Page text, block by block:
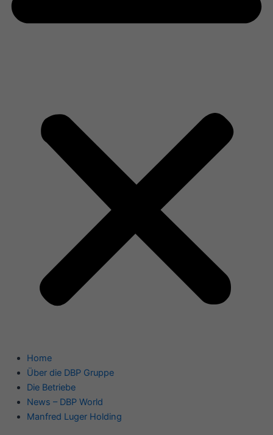
Home
Über die DBP Gruppe
Die Betriebe
News – DBP World
Manfred Luger Holding